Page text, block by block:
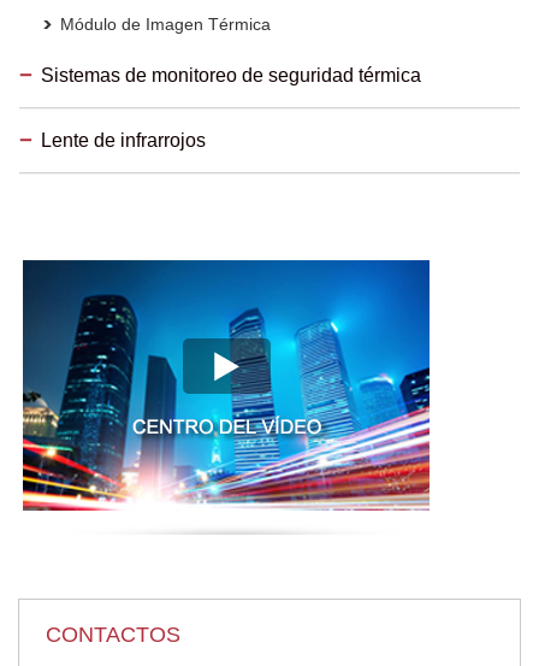
Módulo de Imagen Térmica
Sistemas de monitoreo de seguridad térmica
Lente de infrarrojos
CONTACTOS